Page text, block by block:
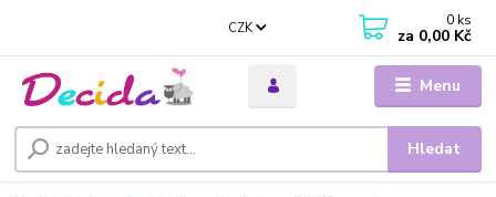
Menu
CZK
Hledat
0 ks
za 0,00 Kč